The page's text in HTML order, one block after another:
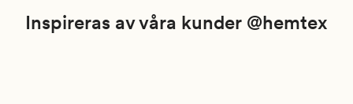
Inspireras av våra kunder @hemtex